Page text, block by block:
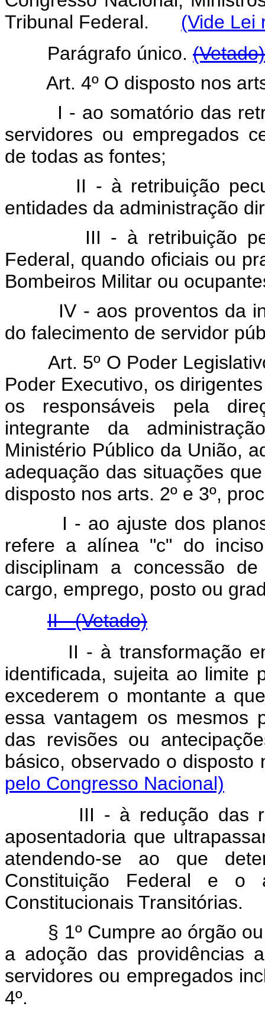
Tribunal Federal. (Vide Lei
Parágrafo único. (Vetado)
Art. 4º O disposto nos
I - ao somatório das
servidores ou empregados
de todas as fontes;
II - à retribuição
entidades da administração
III - à retribuição
Federal, quando oficiais ou
Bombeiros Militar ou
IV - aos proventos da
do falecimento de servidor
Art. 5º O Poder
Poder Executivo, os
os responsáveis pela
integrante da
Ministério Público da União,
adequação das situações
disposto nos arts. 2º e 3º,
I - ao ajuste dos planos
refere a alínea "c" do
disciplinam a concessão
cargo, emprego, posto ou
II - (Vetado)
II - à transformação em
identificada, sujeita ao limite
excederem o montante a
essa vantagem os mesmos
das revisões ou
básico, observado o
pelo Congresso Nacional)
III - à redução das
aposentadoria que
atendendo-se ao que
Constituição Federal e
Constitucionais Transitórias.
§ 1º Cumpre ao órgão ou
a adoção das providências
servidores ou empregados
4º.